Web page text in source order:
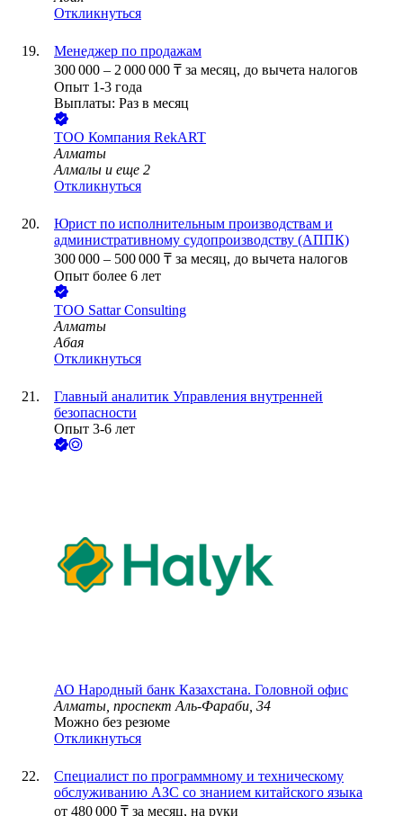
Откликнуться
Менеджер по продажам
300 000 – 2 000 000 ₸ за месяц, до вычета налогов
Опыт 1-3 года
Выплаты: Раз в месяц
ТОО Компания RekART
Алматы
Алмалы и еще 2
Откликнуться
Юрист по исполнительным производствам и
административному судопроизводству (АППК)
300 000 – 500 000 ₸ за месяц, до вычета налогов
Опыт более 6 лет
ТОО Sattar Consulting
Алматы
Абая
Откликнуться
Главный аналитик Управления внутренней
безопасности
Опыт 3-6 лет
АО Народный банк Казахстана. Головной офис
Алматы, проспект Аль-Фараби, 34
Можно без резюме
Откликнуться
Специалист по программному и техническому
обслуживанию АЗС со знанием китайского языка
от 480 000 ₸ за месяц, на руки